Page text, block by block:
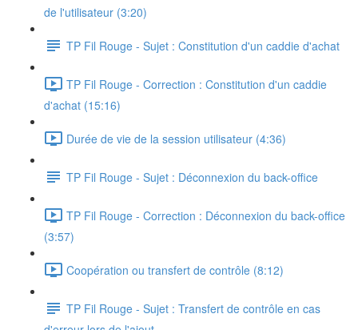
de l'utilisateur (3:20)
TP Fil Rouge - Sujet : Constitution d'un caddie d'achat
TP Fil Rouge - Correction : Constitution d'un caddie
d'achat (15:16)
Durée de vie de la session utilisateur (4:36)
TP Fil Rouge - Sujet : Déconnexion du back-office
TP Fil Rouge - Correction : Déconnexion du back-office
(3:57)
Coopération ou transfert de contrôle (8:12)
TP Fil Rouge - Sujet : Transfert de contrôle en cas